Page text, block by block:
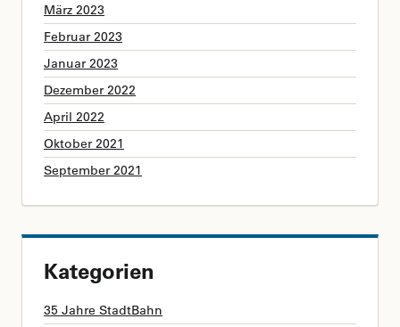
März 2023
Februar 2023
Januar 2023
Dezember 2022
April 2022
Oktober 2021
September 2021
Kategorien
35 Jahre StadtBahn